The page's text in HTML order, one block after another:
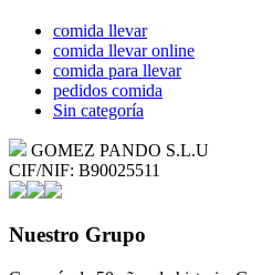
comida llevar
comida llevar online
comida para llevar
pedidos comida
Sin categoría
GOMEZ PANDO S.L.U
CIF/NIF: B90025511
Nuestro Grupo